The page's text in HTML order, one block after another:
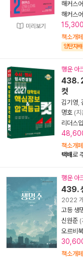
미리보기
해커스
해커스
15,300
책소개
양탄자
행운 아
438.
컷
김기영
명호 (지
리더스
책소개
택배로
행운 아
439.
2022
고등 생
신원준 (
오르비
책소개